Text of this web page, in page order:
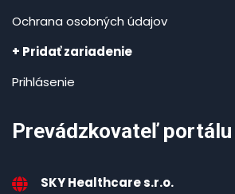
Ochrana osobných údajov
+ Pridať zariadenie
Prihlásenie
Prevádzkovateľ portálu
SKY Healthcare s.r.o.